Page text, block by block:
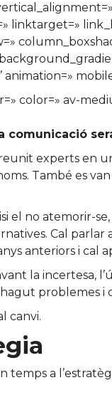
linktarget=»
color=» av-
comunicació
experts en un
També es
el no atemorir-
Cal
anteriors i cal
la incertesa,
problemes i
canvi.
a